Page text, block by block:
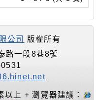
公司
版權所有
路一段8巷8號
上 + 瀏覽器建議：